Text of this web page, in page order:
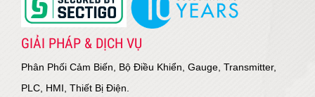
GIẢI PHÁP & DỊCH VỤ
Phân Phối Cảm Biến, Bộ Điều Khiển, Gauge, Transmitter,
PLC, HMI, Thiết Bị Điện.